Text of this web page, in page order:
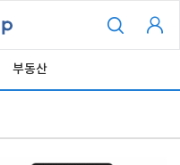
부동산